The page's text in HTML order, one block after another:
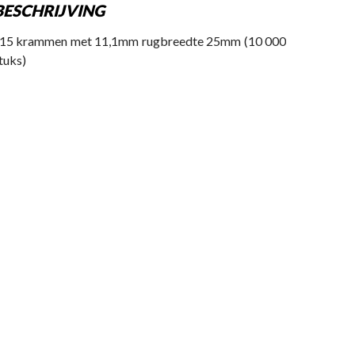
krammen met 11,1mm rugbreedte 25mm (10 000